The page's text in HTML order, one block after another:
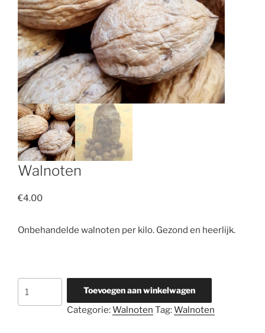
Walnoten
€4.00
Onbehandelde walnoten per kilo. Gezond en heerlijk.
aantal
Toevoegen aan winkelwagen
Categorie:Walnoten Tag:Walnoten